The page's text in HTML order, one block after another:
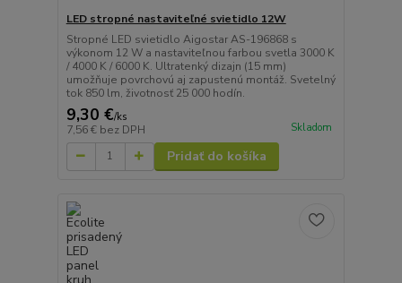
LED stropné nastaviteľné svietidlo 12W
Stropné LED svietidlo Aigostar AS-196868 s
výkonom 12 W a nastaviteľnou farbou svetla 3000 K
/ 4000 K / 6000 K. Ultratenký dizajn (15 mm)
umožňuje povrchovú aj zapustenú montáž. Svetelný
tok 850 lm, životnosť 25 000 hodín.
9,30 €/ks
7,56 € bez DPH Skladom
Pridať do košíka